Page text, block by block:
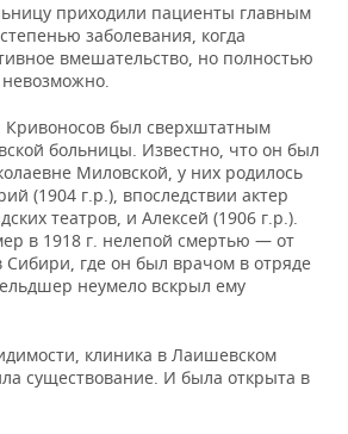
приходили пациенты главным
заболевания, когда
вмешательство, но полностью
был сверхштатным
больницы. Известно, что он был
Миловской, у них родилось
(1904 г.р.), впоследствии актер
театров, и Алексей (1906 г.р.).
в 1918 г. нелепой смертью — от
где он был врачом в отряде
неумело вскрыл ему
клиника в Лаишевском
существование. И была открыта в